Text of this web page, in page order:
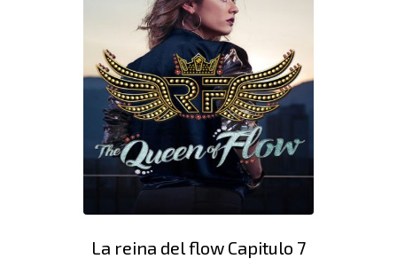
La reina del flow Capitulo 7